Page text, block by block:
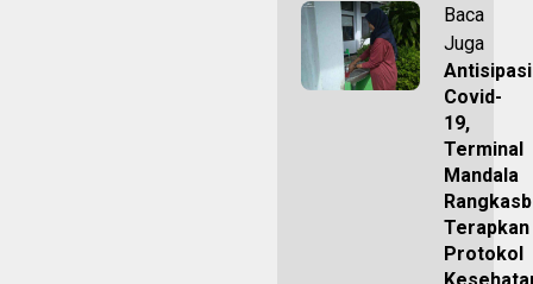
Baca
Juga
Antisipasi
Covid-
19,
Terminal
Mandala
Terapkan
Protokol